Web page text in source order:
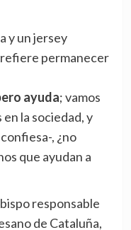
y un jersey
permanecer
ayuda; vamos
la sociedad, y
, ¿no
que ayudan a
responsable
de Cataluña,